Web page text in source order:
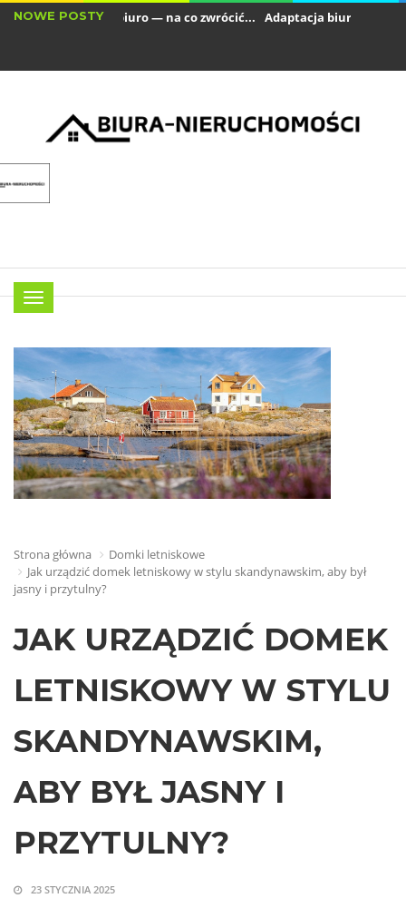
NOWE POSTY
lokalu pod biuro — na co zwrócić... Adaptacja biura w
Menu
Strona główna
Domki letniskowe
Jak urządzić domek letniskowy w stylu skandynawskim, aby był
jasny i przytulny?
JAK URZĄDZIĆ DOMEK
LETNISKOWY W STYLU
SKANDYNAWSKIM,
ABY BYŁ JASNY I
PRZYTULNY?
23 STYCZNIA 2025